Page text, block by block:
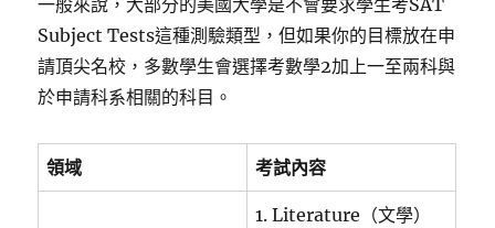
Subject Tests這種測驗類型，但如果你的目標放在申
請頂尖名校，多數學生會選擇考數學2加上一至兩科與
於申請科系相關的科目。
領域 考試內容
1. Literature（文學）